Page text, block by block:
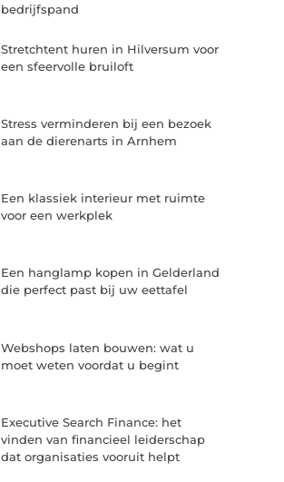
bedrijfspand
Stretchtent huren in Hilversum voor
een sfeervolle bruiloft
Stress verminderen bij een bezoek
aan de dierenarts in Arnhem
Een klassiek interieur met ruimte
voor een werkplek
Een hanglamp kopen in Gelderland
die perfect past bij uw eettafel
Webshops laten bouwen: wat u
moet weten voordat u begint
Executive Search Finance: het
vinden van financieel leiderschap
dat organisaties vooruit helpt